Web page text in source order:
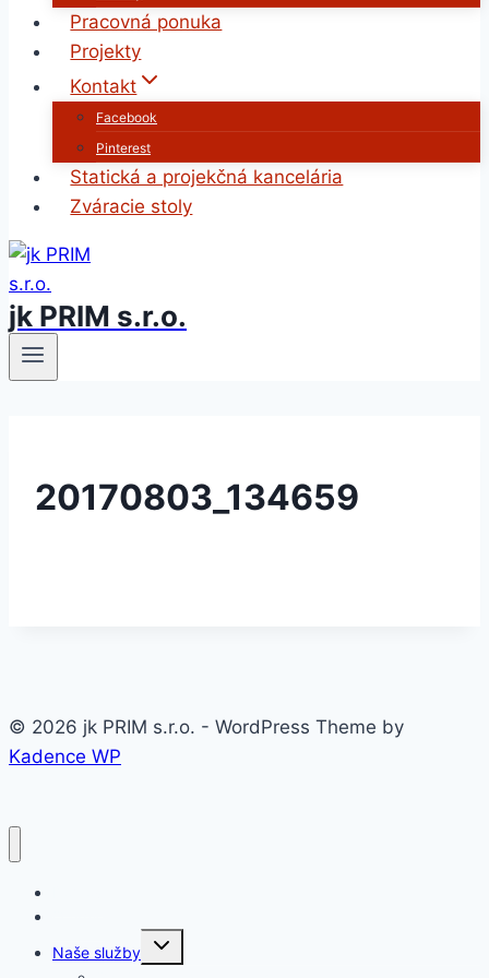
Pracovná ponuka
Projekty
Kontakt
Facebook
Pinterest
Statická a projekčná kancelária
Zváracie stoly
jk PRIM s.r.o.
20170803_134659
© 2026 jk PRIM s.r.o. - WordPress Theme by
Kadence WP
Naše služby
Toggle
child